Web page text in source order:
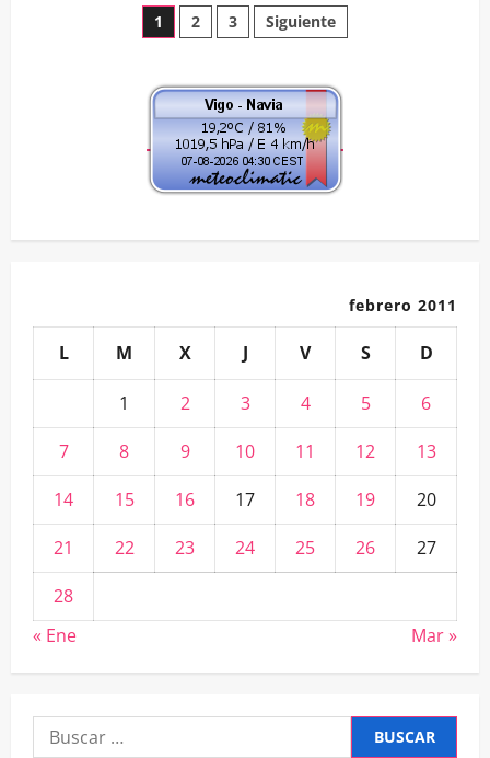
Texto
Manifiesto
A.VV.
Navia
Paginación
de
entradas
1 2 3 Siguiente
febrero 2011
L M X J V S D
1 2 3 4 5
6
7
8 9 10 11 12
13
14
15 16 17 18 19
20
21
22 23 24 25 26
27
28
« Ene
Mar »
Buscar: